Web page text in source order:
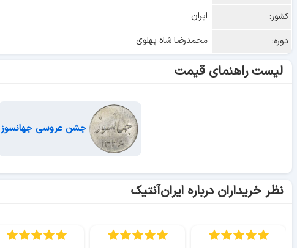
کشور:
ایران
دوره:
محمدرضا شاه پهلوی
لیست راهنمای قیمت
جشن عروسی جهانسوز
نظر خریداران درباره ایران‌آنتیک